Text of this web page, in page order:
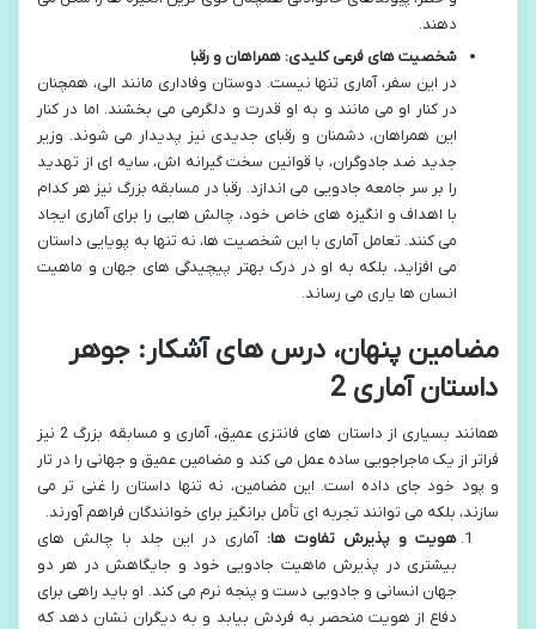
دهند.
شخصیت های فرعی کلیدی: همراهان و رقبا
در این سفر، آماری تنها نیست. دوستان وفاداری مانند الی، همچنان
در کنار او می مانند و به او قدرت و دلگرمی می بخشند. اما در کنار
این همراهان، دشمنان و رقبای جدیدی نیز پدیدار می شوند. وزیر
جدید ضد جادوگران، با قوانین سخت گیرانه اش، سایه ای از تهدید
را بر سر جامعه جادویی می اندازد. رقبا در مسابقه بزرگ نیز هر کدام
با اهداف و انگیزه های خاص خود، چالش هایی را برای آماری ایجاد
می کنند. تعامل آماری با این شخصیت ها، نه تنها به پویایی داستان
می افزاید، بلکه به او در درک بهتر پیچیدگی های جهان و ماهیت
انسان ها یاری می رساند.
مضامین پنهان، درس های آشکار: جوهر
داستان آماری 2
همانند بسیاری از داستان های فانتزی عمیق، آماری و مسابقه بزرگ 2 نیز
فراتر از یک ماجراجویی ساده عمل می کند و مضامین عمیق و جهانی را در تار
و پود خود جای داده است. این مضامین، نه تنها داستان را غنی تر می
سازند، بلکه می توانند تجربه ای تأمل برانگیز برای خوانندگان فراهم آورند.
هویت و پذیرش تفاوت ها: آماری در این جلد با چالش های
بیشتری در پذیرش ماهیت جادویی خود و جایگاهش در هر دو
جهان انسانی و جادویی دست و پنجه نرم می کند. او باید راهی برای
دفاع از هویت منحصر به فردش بیابد و به دیگران نشان دهد که